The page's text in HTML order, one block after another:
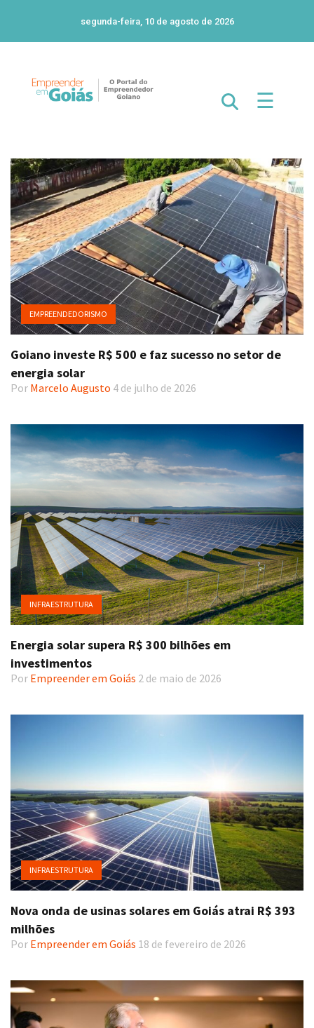
segunda-feira, 10 de agosto de 2026
☰
EMPREENDEDORISMO
Goiano investe R$ 500 e faz sucesso no setor de
energia solar
Por Marcelo Augusto 4 de julho de 2026
INFRAESTRUTURA
Energia solar supera R$ 300 bilhões em
investimentos
Por Empreender em Goiás 2 de maio de 2026
INFRAESTRUTURA
Nova onda de usinas solares em Goiás atrai R$ 393
milhões
Por Empreender em Goiás 18 de fevereiro de 2026